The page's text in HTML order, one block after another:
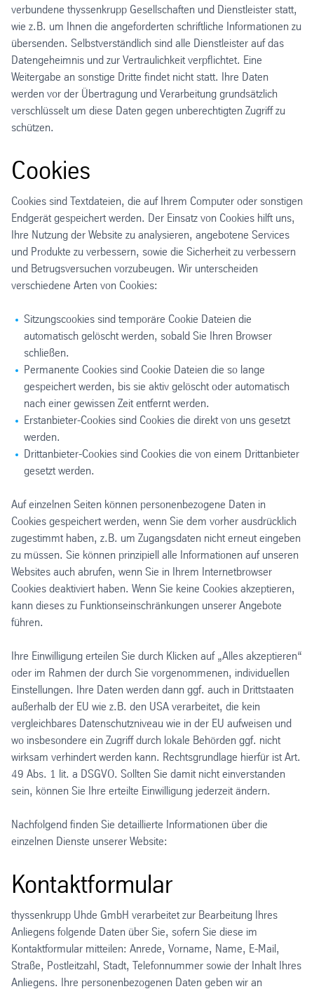
verbundene thyssenkrupp Gesellschaften und Dienstleister statt,
wie z.B. um Ihnen die angeforderten schriftliche Informationen zu
übersenden. Selbstverständlich sind alle Dienstleister auf das
Datengeheimnis und zur Vertraulichkeit verpflichtet. Eine
Weitergabe an sonstige Dritte findet nicht statt. Ihre Daten
werden vor der Übertragung und Verarbeitung grundsätzlich
verschlüsselt um diese Daten gegen unberechtigten Zugriff zu
schützen.
Cookies
Cookies sind Textdateien, die auf Ihrem Computer oder sonstigen
Endgerät gespeichert werden. Der Einsatz von Cookies hilft uns,
Ihre Nutzung der Website zu analysieren, angebotene Services
und Produkte zu verbessern, sowie die Sicherheit zu verbessern
und Betrugsversuchen vorzubeugen. Wir unterscheiden
verschiedene Arten von Cookies:
Sitzungscookies sind temporäre Cookie Dateien die
automatisch gelöscht werden, sobald Sie Ihren Browser
schließen.
Permanente Cookies sind Cookie Dateien die so lange
gespeichert werden, bis sie aktiv gelöscht oder automatisch
nach einer gewissen Zeit entfernt werden.
Erstanbieter-Cookies sind Cookies die direkt von uns gesetzt
werden.
Drittanbieter-Cookies sind Cookies die von einem Drittanbieter
gesetzt werden.
Auf einzelnen Seiten können personenbezogene Daten in
Cookies gespeichert werden, wenn Sie dem vorher ausdrücklich
zugestimmt haben, z.B. um Zugangsdaten nicht erneut eingeben
zu müssen. Sie können prinzipiell alle Informationen auf unseren
Websites auch abrufen, wenn Sie in Ihrem Internetbrowser
Cookies deaktiviert haben. Wenn Sie keine Cookies akzeptieren,
kann dieses zu Funktionseinschränkungen unserer Angebote
führen.
Ihre Einwilligung erteilen Sie durch Klicken auf „Alles akzeptieren“
oder im Rahmen der durch Sie vorgenommenen, individuellen
Einstellungen. Ihre Daten werden dann ggf. auch in Drittstaaten
außerhalb der EU wie z.B. den USA verarbeitet, die kein
vergleichbares Datenschutzniveau wie in der EU aufweisen und
wo insbesondere ein Zugriff durch lokale Behörden ggf. nicht
wirksam verhindert werden kann. Rechtsgrundlage hierfür ist Art.
49 Abs. 1 lit. a DSGVO. Sollten Sie damit nicht einverstanden
sein, können Sie Ihre erteilte Einwilligung jederzeit ändern.
Nachfolgend finden Sie detaillierte Informationen über die
einzelnen Dienste unserer Website:
Kontaktformular
thyssenkrupp Uhde GmbH verarbeitet zur Bearbeitung Ihres
Anliegens folgende Daten über Sie, sofern Sie diese im
Kontaktformular mitteilen: Anrede, Vorname, Name, E-Mail,
Straße, Postleitzahl, Stadt, Telefonnummer sowie der Inhalt Ihres
Anliegens. Ihre personenbezogenen Daten geben wir an